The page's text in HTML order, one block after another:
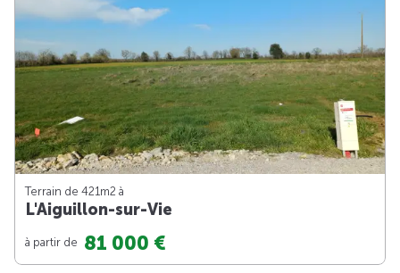
Terrain de 421m2 à
L'Aiguillon-sur-Vie
à partir de 81 000 €